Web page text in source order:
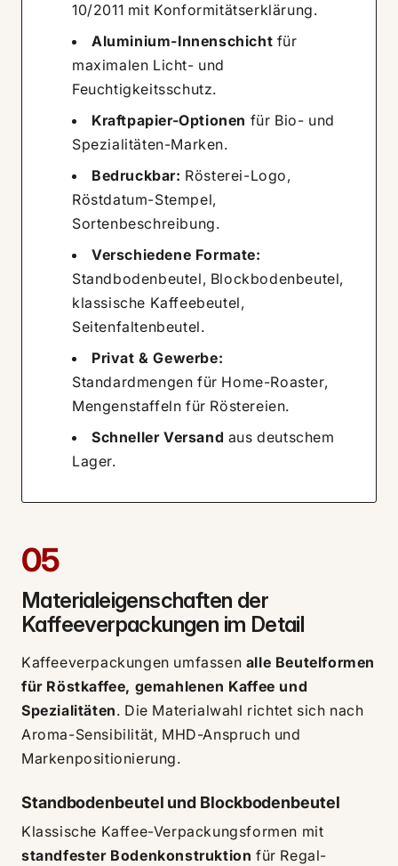
10/2011 mit Konformitätserklärung.
Aluminium-Innenschicht für
maximalen Licht- und
Feuchtigkeitsschutz.
Kraftpapier-Optionen für Bio- und
Spezialitäten-Marken.
Bedruckbar: Rösterei-Logo,
Röstdatum-Stempel,
Sortenbeschreibung.
Verschiedene Formate:
Standbodenbeutel, Blockbodenbeutel,
klassische Kaffeebeutel,
Seitenfaltenbeutel.
Privat & Gewerbe:
Standardmengen für Home-Roaster,
Mengenstaffeln für Röstereien.
Schneller Versand aus deutschem
Lager.
05
Materialeigenschaften der
Kaffeeverpackungen im Detail
Kaffeeverpackungen umfassen alle Beutelformen
für Röstkaffee, gemahlenen Kaffee und
Spezialitäten. Die Materialwahl richtet sich nach
Aroma-Sensibilität, MHD-Anspruch und
Markenpositionierung.
Standbodenbeutel und Blockbodenbeutel
Klassische Kaffee-Verpackungsformen mit
standfester Bodenkonstruktion für Regal-